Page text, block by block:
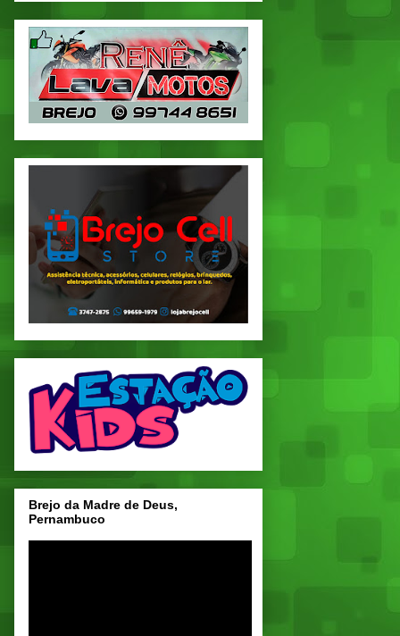
Brejo da Madre de Deus,
Pernambuco